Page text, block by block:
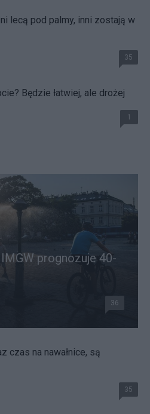
lecą pod palmy, inni zostają w
35
Będzie łatwiej, ale drożej
1
prognozuje 40-
36
czas na nawałnice, są
35